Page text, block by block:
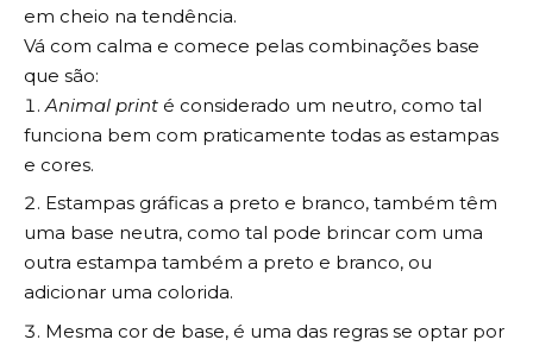
em cheio na tendência.
Vá com calma e comece pelas combinações base
que são:
Animal print é considerado um neutro, como tal
funciona bem com praticamente todas as estampas
e cores.
Estampas gráficas a preto e branco, também têm
uma base neutra, como tal pode brincar com uma
outra estampa também a preto e branco, ou
adicionar uma colorida.
Mesma cor de base, é uma das regras se optar por